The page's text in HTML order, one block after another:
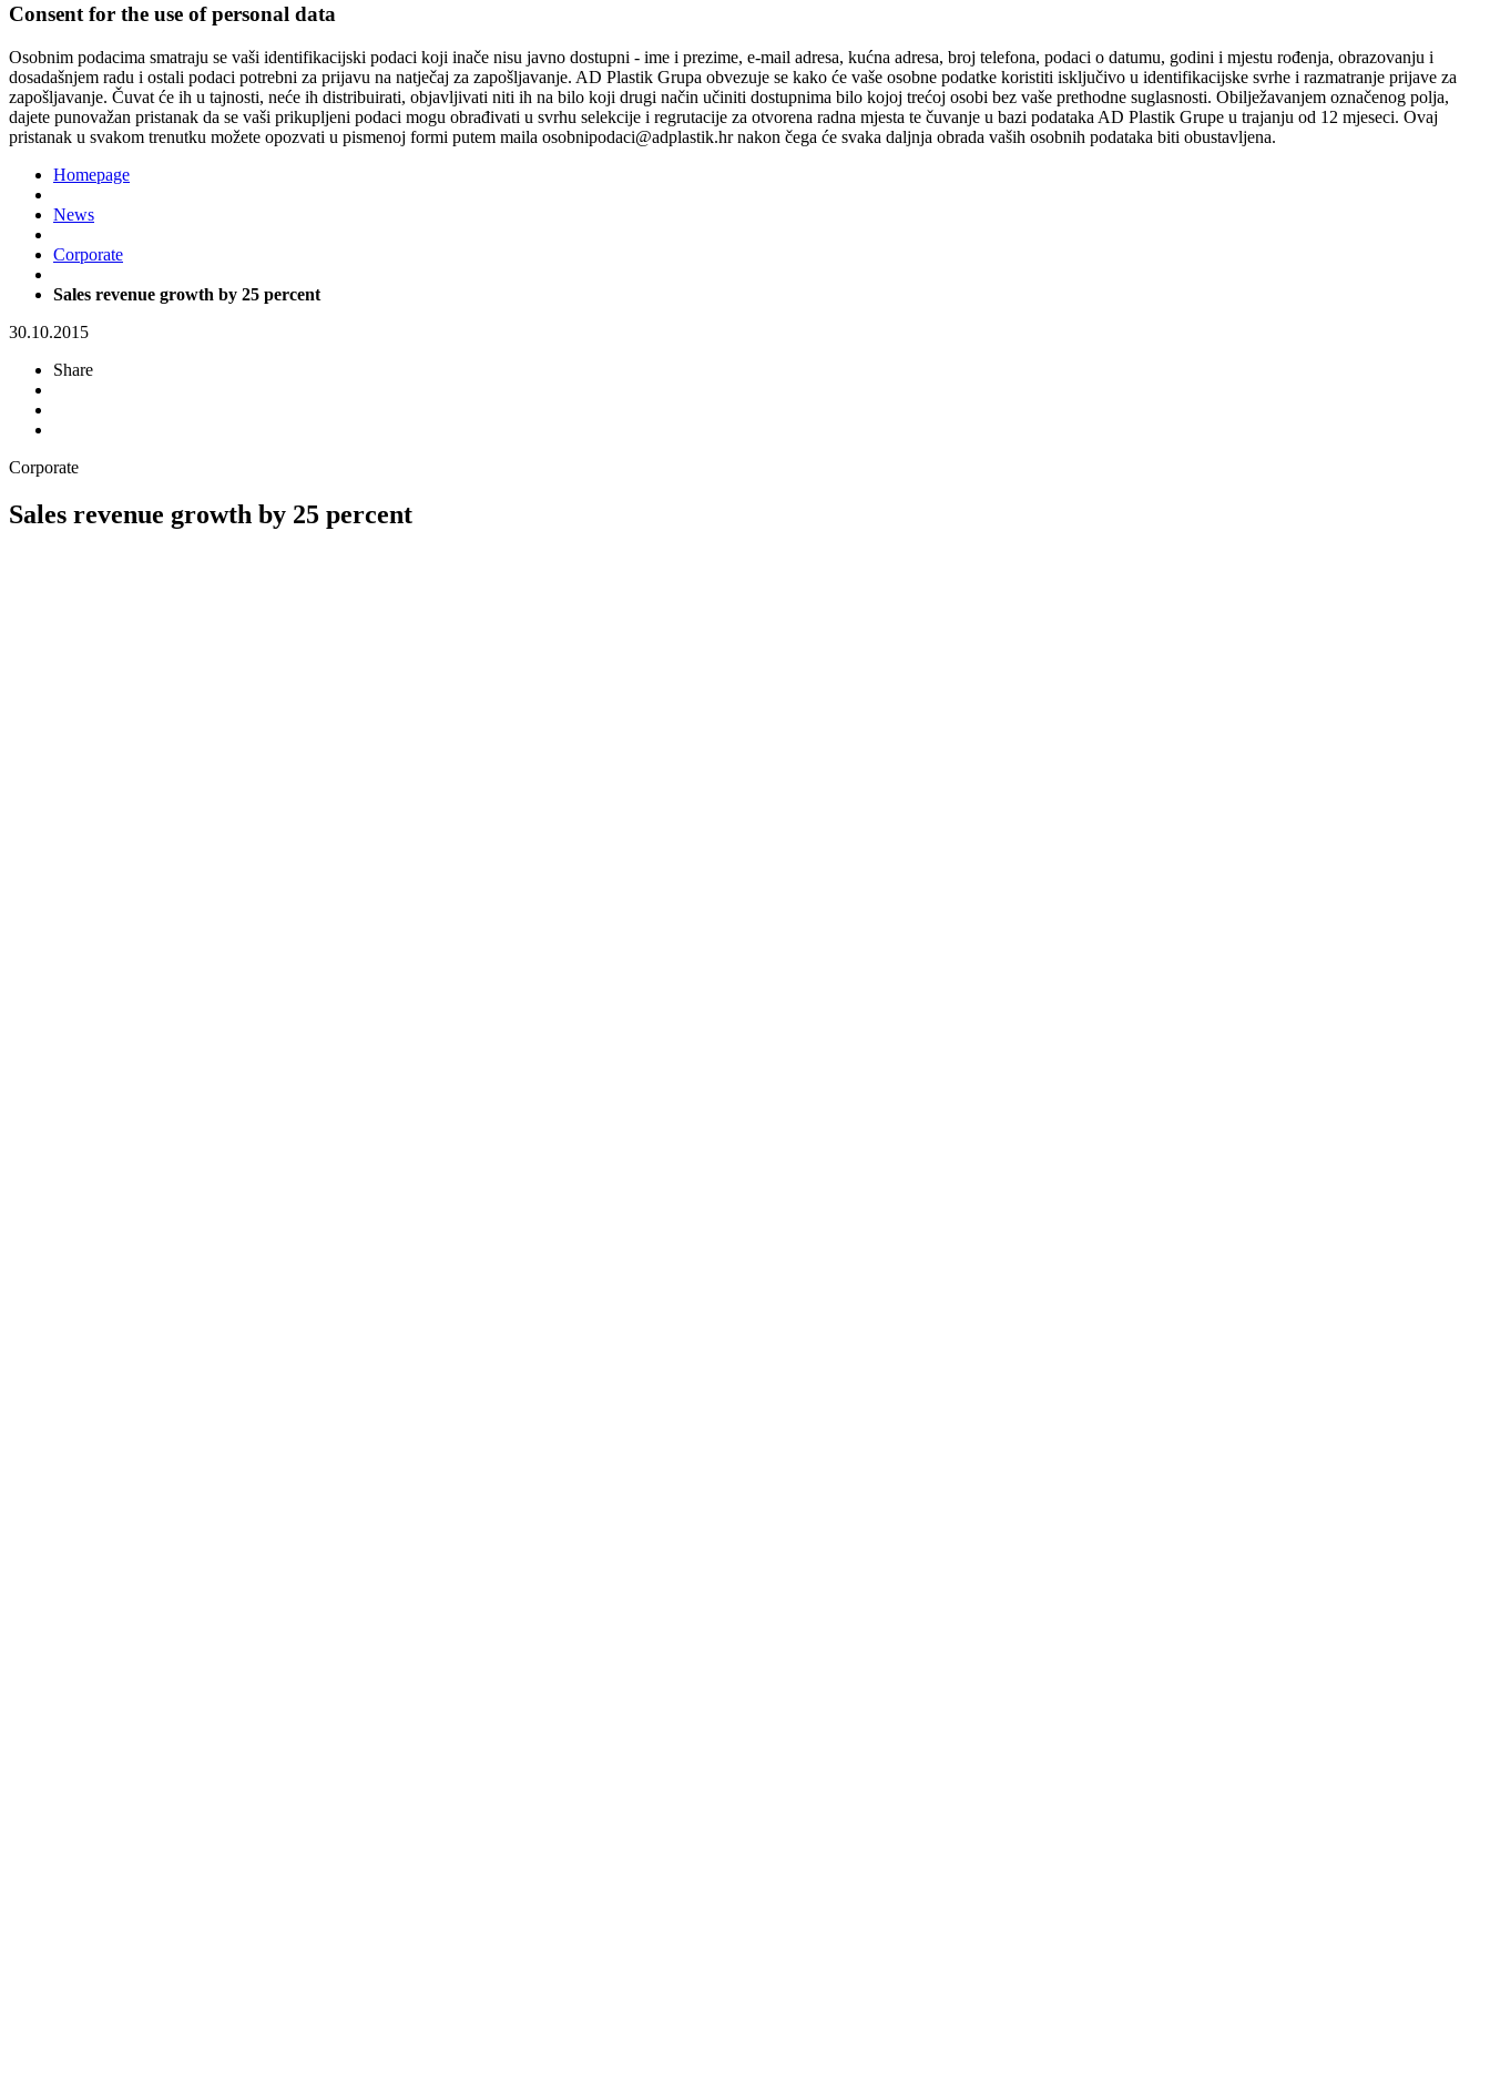
Consent for the use of personal data
Osobnim podacima smatraju se vaši identifikacijski podaci koji inače nisu javno dostupni - ime i prezime, e-mail adresa, kućna adresa, broj telefona, podaci o datumu, godini i mjestu rođenja, obrazovanju i
dosadašnjem radu i ostali podaci potrebni za prijavu na natječaj za zapošljavanje. AD Plastik Grupa obvezuje se kako će vaše osobne podatke koristiti isključivo u identifikacijske svrhe i razmatranje prijave za
zapošljavanje. Čuvat će ih u tajnosti, neće ih distribuirati, objavljivati niti ih na bilo koji drugi način učiniti dostupnima bilo kojoj trećoj osobi bez vaše prethodne suglasnosti. Obilježavanjem označenog polja,
dajete punovažan pristanak da se vaši prikupljeni podaci mogu obrađivati u svrhu selekcije i regrutacije za otvorena radna mjesta te čuvanje u bazi podataka AD Plastik Grupe u trajanju od 12 mjeseci. Ovaj
pristanak u svakom trenutku možete opozvati u pismenoj formi putem maila osobnipodaci@adplastik.hr nakon čega će svaka daljnja obrada vaših osobnih podataka biti obustavljena.
Homepage
News
Corporate
Sales revenue growth by 25 percent
30.10.2015
Share
Corporate
Sales revenue growth by 25 percent